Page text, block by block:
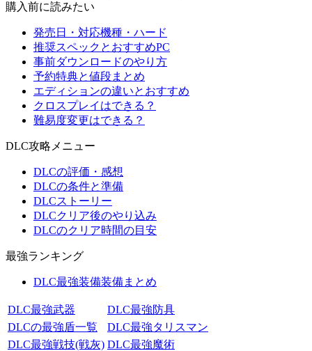
購入前に読みたい
発売日・対応機種・ハード
推奨スペックとおすすめPC
事前ダウンロードのやり方
予約特典と値段まとめ
エディションの違いとおすすめ
クロスプレイはできる？
難易度変更はできる？
DLC攻略メニュー
DLCの評価・感想
DLCの条件と準備
DLCストーリー
DLCクリア後のやり込み
DLCのクリア時間の目安
最強ランキング
DLC最強装備装備まとめ
DLC最強武器
DLC最強防具
DLCの最強盾一覧
DLC最強タリスマン
DLC最強戦技(戦灰) DLC最強魔術